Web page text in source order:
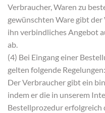
Verbraucher, Waren zu
gewünschten Ware gibt
ihn verbindliches Angebot
ab.
(4) Bei Eingang einer
gelten folgende Regelungen:
Der Verbraucher gibt ein
indem er die in unserem
Bestellprozedur erfolgreich